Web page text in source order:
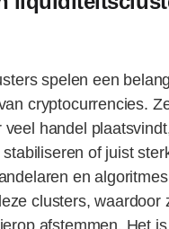
spelen een
cryptocurrencies.
veel handel
of juist
en
clusters, waardoor
afstemmen. Het is